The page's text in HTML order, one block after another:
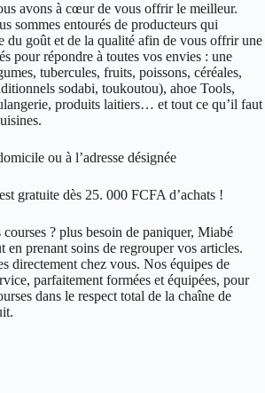
avons à cœur de vous offrir le meilleur.
sommes entourés de producteurs qui
du goût et de la qualité afin de vous offrir une
pour répondre à toutes vos envies : une
tubercules, fruits, poissons, céréales,
sodabi, toukoutou), ahoe Tools,
produits laitiers… et tout ce qu’il faut
ou à l’adresse désignée
gratuite dès 25. 000 FCFA d’achats !
courses ? plus besoin de paniquer, Miabé
en prenant soins de regrouper vos articles.
directement chez vous. Nos équipes de
parfaitement formées et équipées, pour
dans le respect total de la chaîne de